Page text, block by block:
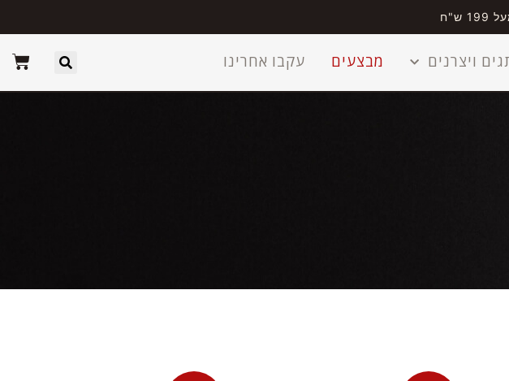
ויצרנים מבצעים עקבו אחרינו